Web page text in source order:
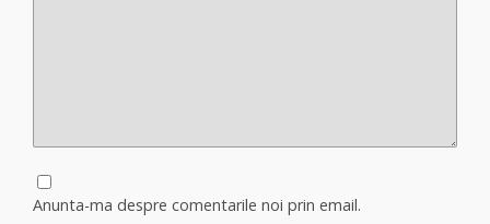
Anunta-ma despre comentarile noi prin email.